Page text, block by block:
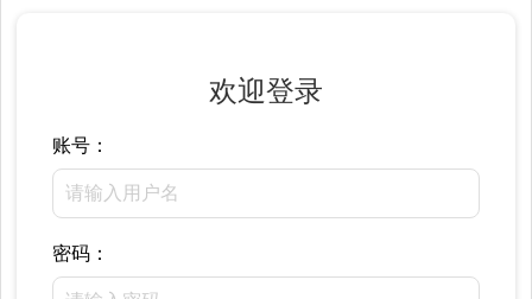
欢迎登录
账号：
密码：